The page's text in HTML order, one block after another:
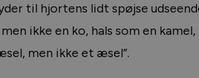
til hjortens lidt spøjse
ikke en ko, hals som en kamel,
men ikke et æsel”.